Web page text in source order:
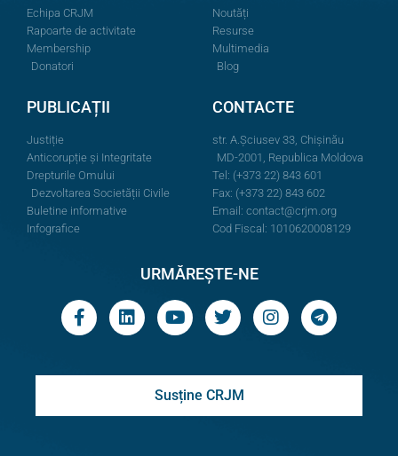
Echipa CRJM
Rapoarte de activitate
Membership
Donatori
Noutăți
Resurse
Multimedia
Blog
PUBLICAȚII
Justiție
Anticorupție și Integritate
Drepturile Omului
Dezvoltarea Societății Civile
Buletine informative
Infografice
CONTACTE
str. A.Şciusev 33, Chișinău
MD-2001, Republica Moldova
Tel: (+373 22) 843 601
Fax: (+373 22) 843 602
Email: contact@crjm.org
Cod Fiscal: 1010620008129
URMĂREȘTE-NE
Susține CRJM